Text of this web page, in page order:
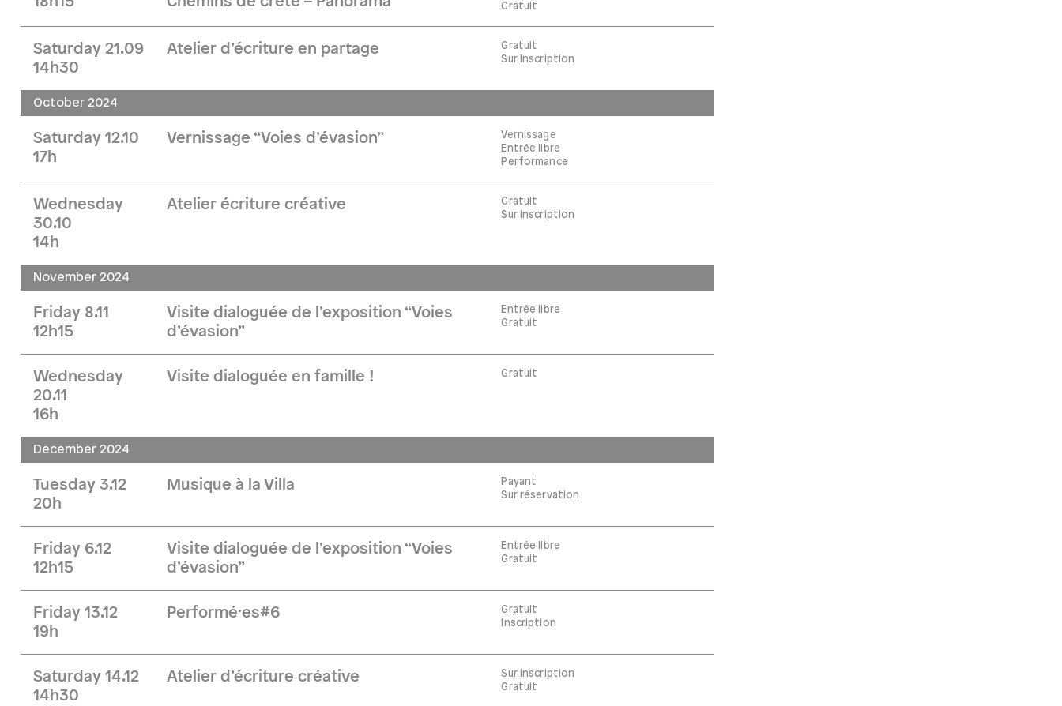
Gratuit
Saturday 21.09
14h30
Atelier d’écriture en partage
Gratuit
Sur Inscription
October 2024
Saturday 12.10
17h
Vernissage “Voies d’évasion”
Vernissage
Entrée libre
Performance
Wednesday
30.10
14h
Atelier écriture créative
Gratuit
Sur inscription
November 2024
Friday 8.11
12h15
Visite dialoguée de l’exposition “Voies
d’évasion”
Entrée libre
Gratuit
Wednesday
20.11
16h
Visite dialoguée en famille ! Gratuit
December 2024
Tuesday 3.12
20h
Musique à la Villa
Payant
Sur réservation
Friday 6.12
12h15
Visite dialoguée de l’exposition “Voies
d’évasion”
Entrée libre
Gratuit
Friday 13.12
19h
Performé·es#6
Gratuit
Inscription
Saturday 14.12
14h30
Atelier d’écriture créative
Sur inscription
Gratuit